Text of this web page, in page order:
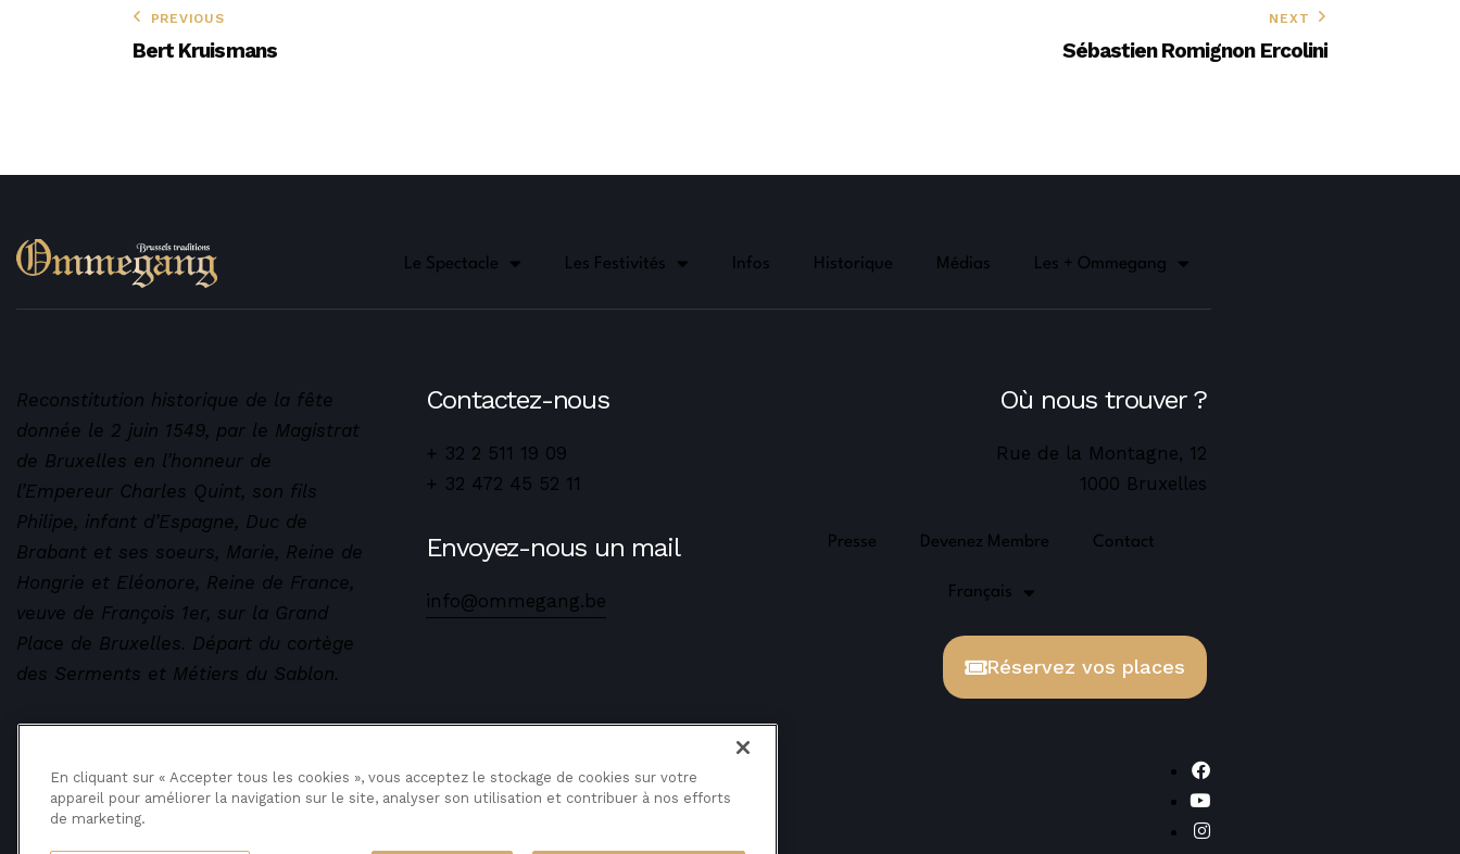
PREVIOUS
Bert Kruismans
NEXT
Sébastien Romignon Ercolini
Le Spectacle Les Festivités Infos Historique Médias Les + Ommegang
Reconstitution historique de la fête
donnée le 2 juin 1549, par le Magistrat
de Bruxelles en l’honneur de
l’Empereur Charles Quint, son fils
Philipe, infant d’Espagne, Duc de
Brabant et ses soeurs, Marie, Reine de
Hongrie et Eléonore, Reine de France,
veuve de François 1er, sur la Grand
Place de Bruxelles. Départ du cortège
des Serments et Métiers du Sablon.
Contactez-nous
+ 32 2 511 19 09
+ 32 472 45 52 11
Envoyez-nous un mail
info@ommegang.be
Où nous trouver ?
Rue de la Montagne, 12
1000 Bruxelles
Presse Devenez Membre Contact
Français
Réservez vos places
Copyright © Ommmegang
En cliquant sur « Accepter tous les cookies », vous acceptez le stockage de cookies sur votre
appareil pour améliorer la navigation sur le site, analyser son utilisation et contribuer à nos efforts
de marketing.